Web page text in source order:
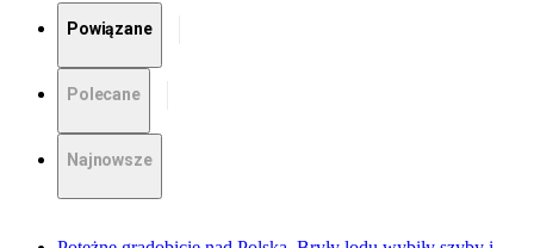
Powiązane
Polecane
Najnowsze